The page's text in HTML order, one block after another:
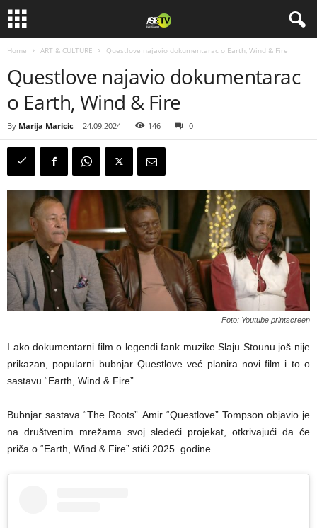
Home ART & CULTURE Questlove najavio dokumentarac o Earth, Wind & Fire
Questlove najavio dokumentarac
o Earth, Wind & Fire
By Marija Maricic - 24.09.2024 146 0
Foto: Youtube printscreen
I ako dokumentarni film o legendi fank muzike Slaju Stounu još nije
prikazan, popularni bubnjar Questlove već planira novi film i to o
sastavu “Earth, Wind & Fire”.
Bubnjar sastava “The Roots” Amir “Questlove” Tompson objavio je
na društvenim mrežama svoj sledeći projekat, otkrivajući da će
priča o “Earth, Wind & Fire” stići 2025. godine.